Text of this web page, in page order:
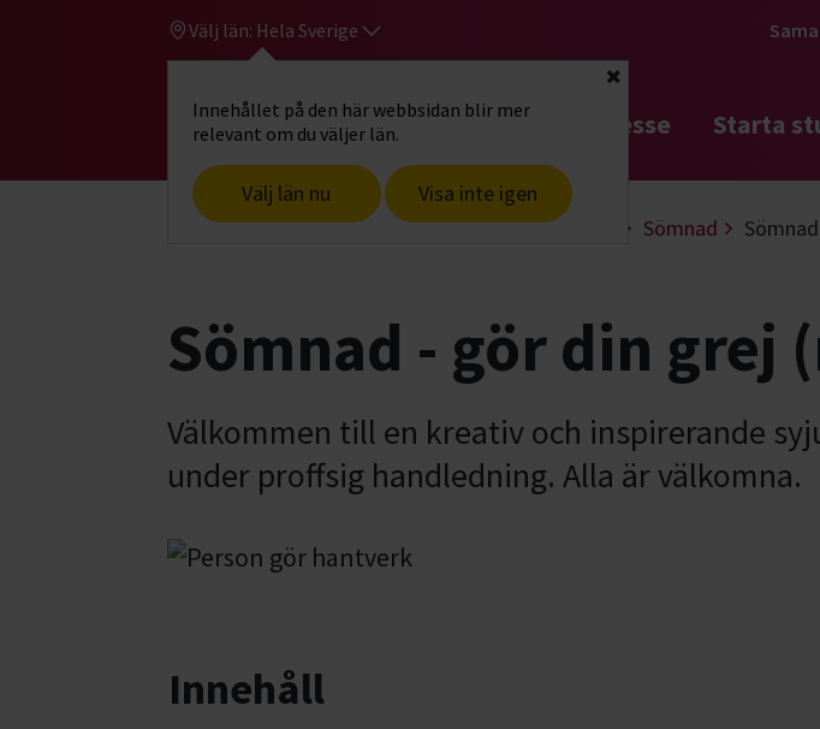
Välj län: Hela Sverige
Innehållet på den här webbsidan blir mer
relevant om du väljer län.
Välj län nu Visa inte igen
Stäng
Gå till studiefrämjandets startsidaHitta intresse Starta
Start Hitta intresse Konst, hantverk & design Sömnad
Sömnad - gör din grej
Välkommen till en kreativ och inspirerande
under proffsig handledning. Alla är välkomna.
Innehåll